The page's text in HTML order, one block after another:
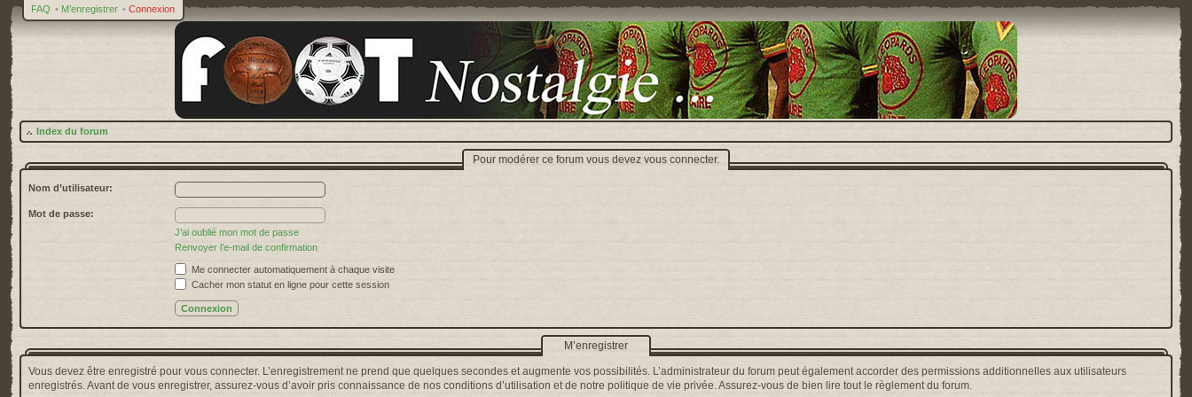
FAQ • M’enregistrer • Connexion
Index du forum
Pour modérer ce forum vous devez vous connecter.
Nom d’utilisateur:
Mot de passe:
J’ai oublié mon mot de passe
Renvoyer l’e-mail de confirmation
Me connecter automatiquement à chaque visite
Cacher mon statut en ligne pour cette session
M’enregistrer
Vous devez être enregistré pour vous connecter. L’enregistrement ne prend que quelques secondes et augmente vos possibilités. L’administrateur du forum peut également accorder des permissions additionnelles aux utilisateurs
enregistrés. Avant de vous enregistrer, assurez-vous d’avoir pris connaissance de nos conditions d’utilisation et de notre politique de vie privée. Assurez-vous de bien lire tout le règlement du forum.